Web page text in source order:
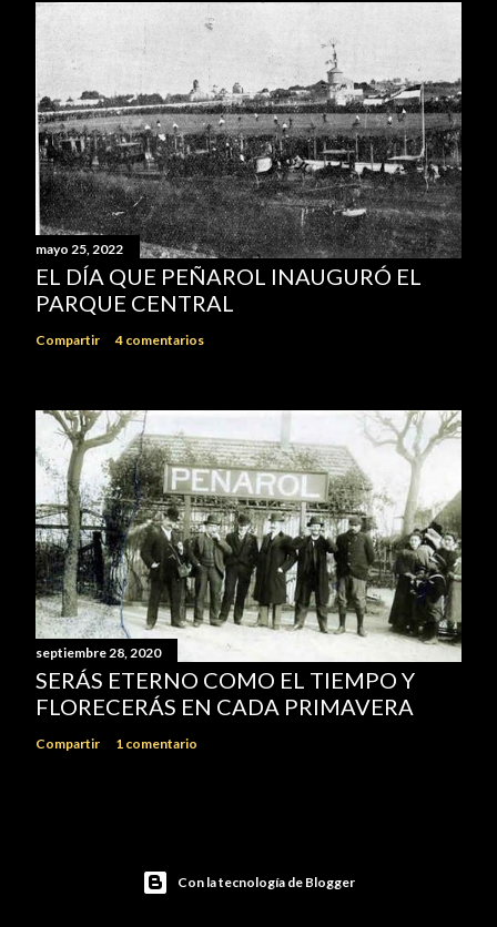
mayo 25, 2022
EL DÍA QUE PEÑAROL INAUGURÓ EL
PARQUE CENTRAL
Compartir 4 comentarios
septiembre 28, 2020
SERÁS ETERNO COMO EL TIEMPO Y
FLORECERÁS EN CADA PRIMAVERA
Compartir 1 comentario
Con la tecnología de Blogger